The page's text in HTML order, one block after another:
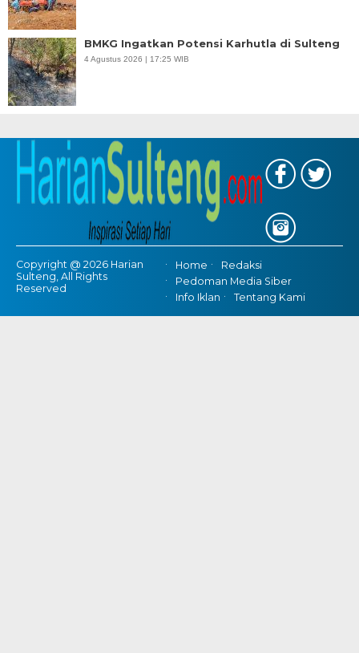
BMKG Ingatkan Potensi Karhutla di Sulteng
4 Agustus 2026 | 17:25 WIB
Copyright @ 2026 Harian
Sulteng, All Rights
Reserved
Home
Redaksi
Pedoman Media Siber
Info Iklan
Tentang Kami